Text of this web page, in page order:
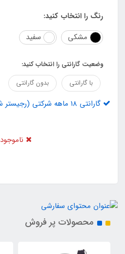
رنگ را انتخاب کنید:
مشکی
سفید
وضعیت گارانتی را انتخاب کنید:
با گارانتی
بدون گارانتی
گارانتی 18 ماهه شرکتی (رجیستر شده)
ناموجود
محصولات پر فروش